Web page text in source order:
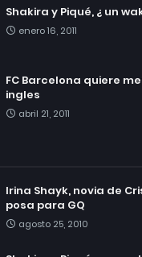
Shakira y Piqué, ¿ un
enero 16, 2011
FC Barcelona quiere
ingles
abril 21, 2011
Irina Shayk, novia de
posa para GQ
agosto 25, 2010